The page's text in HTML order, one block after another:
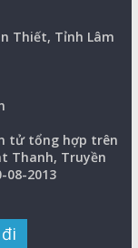
Thiết, Tỉnh Lâm
tử tổng hợp trên
Thanh, Truyền
08-2013